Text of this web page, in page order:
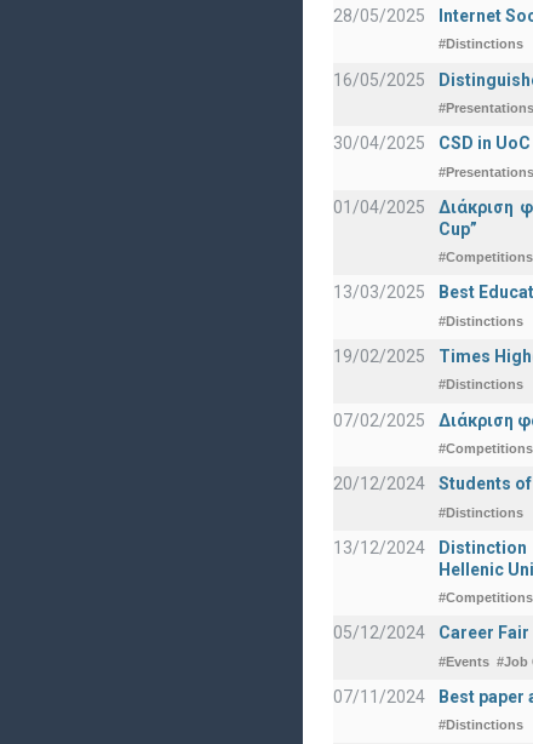
28/05/2025 Internet
#Distinctions
16/05/2025
#Presentations
30/04/2025 CSD in
#Presentations
01/04/2025
Διάκριση
Cup”
#Competitions
13/03/2025 Best
#Distinctions
19/02/2025 Times
#Distinctions
07/02/2025 Διάκριση
#Competitions
20/12/2024 Students
#Distinctions
13/12/2024
Hellenic
#Competitions
05/12/2024 Career
#Events #Job
07/11/2024 Best paper
#Distinctions